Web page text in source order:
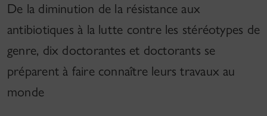
De la diminution de la résistance aux
antibiotiques à la lutte contre les stéréotypes de
genre, dix doctorantes et doctorants se
préparent à faire connaître leurs travaux au
monde